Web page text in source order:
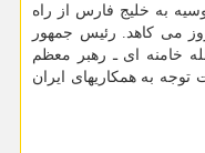
به خلیج فارس از راه
مسیر سفر را از ۴۵ روز به ۱۰ روز می کاهد. رئیس جمهور
خامنه ای ـ رهبر معظم
به همکاریهای ایران